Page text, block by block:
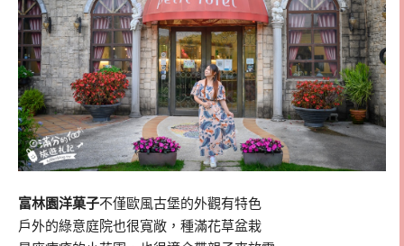
富林園洋菓子不僅歐風古堡的外觀有特色
戶外的綠意庭院也很寬敞，種滿花草盆栽